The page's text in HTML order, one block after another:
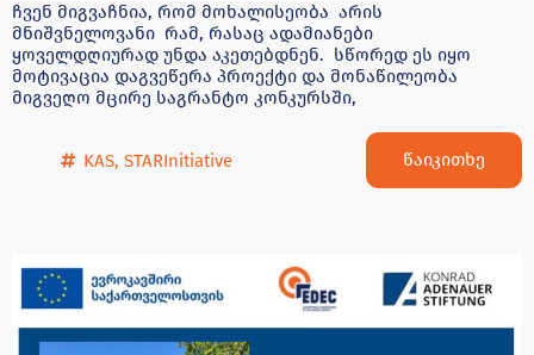
ჩვენ მიგვაჩნია, რომ მოხალისეობა არის
მნიშვნელოვანი რამ, რასაც ადამიანები
ყოველდღიურად უნდა აკეთებდნენ. სწორედ ეს იყო
მოტივაცია დაგვეწერა პროექტი და მონაწილეობა
მიგვეღო მცირე საგრანტო კონკურსში,
KAS, STARInitiative წაიკითხე